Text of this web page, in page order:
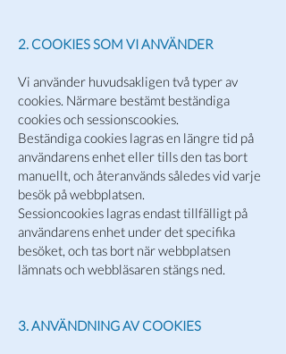
2. COOKIES SOM VI ANVÄNDER
Vi använder huvudsakligen två typer av
cookies. Närmare bestämt beständiga
cookies och sessionscookies.
Beständiga cookies lagras en längre tid på
användarens enhet eller tills den tas bort
manuellt, och återanvänds således vid varje
besök på webbplatsen.
Sessioncookies lagras endast tillfälligt på
användarens enhet under det specifika
besöket, och tas bort när webbplatsen
lämnats och webbläsaren stängs ned.
3. ANVÄNDNING AV COOKIES